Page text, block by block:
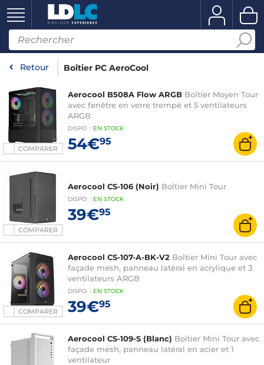
Retour Boîtier PC AeroCool
COMPARER
Aerocool B508A Flow ARGB Boîtier Moyen Tour
avec fenêtre en verre trempé et 5 ventilateurs
ARGB
DISPO : EN STOCK
54€95
COMPARER
Aerocool CS-106 (Noir) Boîtier Mini Tour
DISPO : EN STOCK
39€95
COMPARER
Aerocool CS-107-A-BK-V2 Boîtier Mini Tour avec
façade mesh, panneau latéral en acrylique et 3
ventilateurs ARGB
DISPO : EN STOCK
39€95
Aerocool CS-109-S (Blanc) Boîtier Mini Tour avec
façade mesh, panneau latéral en acier et 1
ventilateur